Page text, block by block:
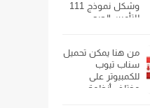
وشكل نموذج 111
للتأمين الصحي
من هنا يمكن تحميل
سناب تيوب
للكمبيوتر على
مختلف أنظمة